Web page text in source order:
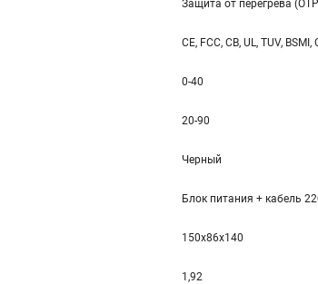
Защита от перегрева
CE, FCC, CB, UL, TUV,
0-40
20-90
Черный
Блок питания + кабель
150x86x140
1,92